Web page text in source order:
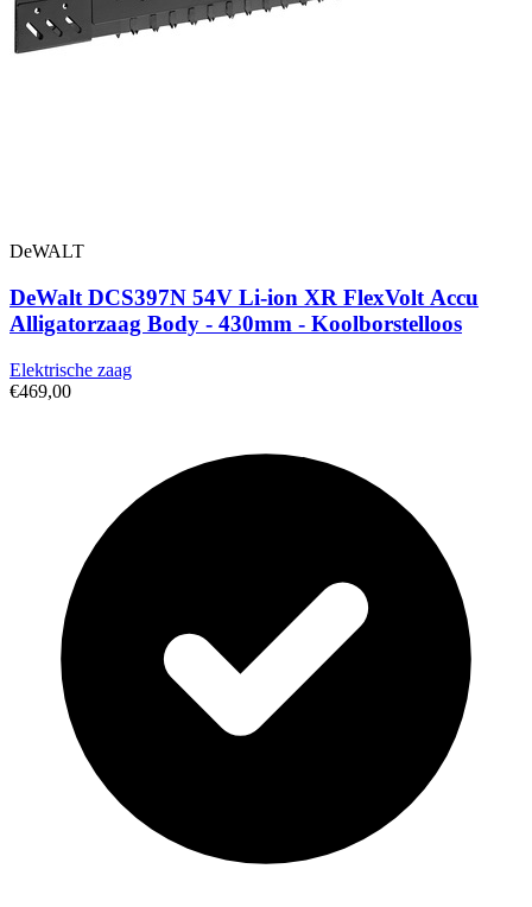
DeWALT
DeWalt DCS397N 54V Li-ion XR FlexVolt Accu
Alligatorzaag Body - 430mm - Koolborstelloos
Elektrische zaag
€469,00